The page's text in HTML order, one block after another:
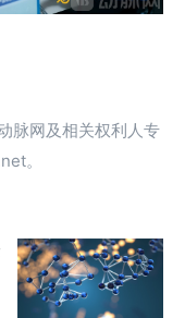
脉网及相关权利人专
。